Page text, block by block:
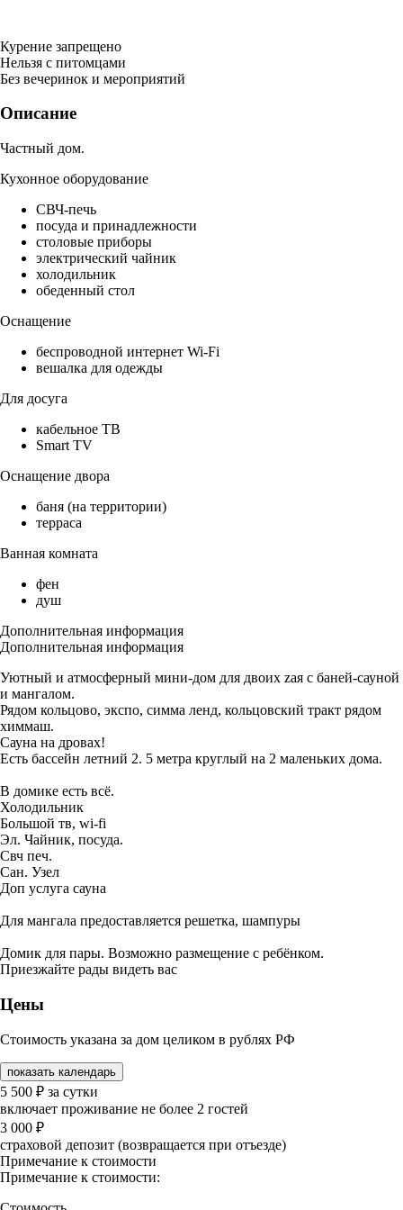
Курение запрещено
Нельзя с питомцами
Без вечеринок и мероприятий
Описание
Частный дом.
Кухонное оборудование
СВЧ-печь
посуда и принадлежности
столовые приборы
электрический чайник
холодильник
обеденный стол
Оснащение
беспроводной интернет Wi-Fi
вешалка для одежды
Для досуга
кабельное ТВ
Smart TV
Оснащение двора
баня (на территории)
терраса
Ванная комната
фен
душ
Дополнительная информация
Дополнительная информация
Уютный и атмосферный мини-дом для двоих zая с баней-сауной
и мангалом.
Рядом кольцово, экспо, симма ленд, кольцовский тракт рядом
химмаш.
Сауна на дровах!
Есть бассейн летний 2. 5 метра круглый на 2 маленьких дома.
В домике есть всё.
Холодильник
Большой тв, wi-fi
Эл. Чайник, посуда.
Свч печ.
Сан. Узел
Доп услуга сауна
Для мангала предоставляется решетка, шампуры
Домик для пары. Возможно размещение с ребёнком.
Приезжайте рады видеть вас
Цены
Стоимость указана за дом целиком в рублях РФ
показать календарь
5 500 ₽ за сутки
включает проживание не более 2 гостей
3 000 ₽
страховой депозит (возвращается при отъезде)
Примечание к стоимости
Примечание к стоимости: